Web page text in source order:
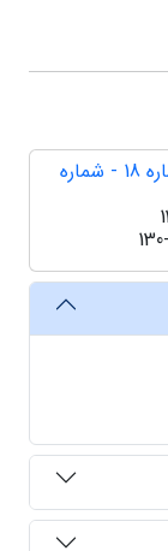
دوره 11، شماره 18 - شماره